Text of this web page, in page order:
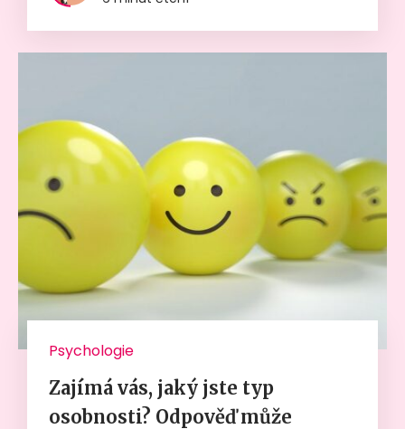
Psychologie
Zajímá vás, jaký jste typ
osobnosti? Odpověď může